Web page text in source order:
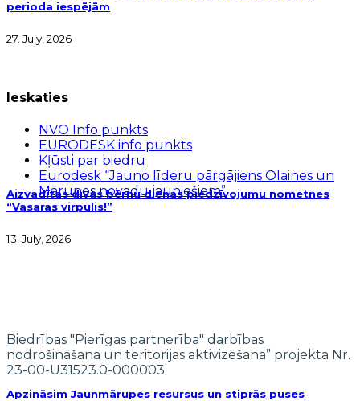
perioda iespējām
27. July, 2026
Aizvadītas divas bērnu dienas piedzīvojumu nometnes
“Vasaras virpulis!”
13. July, 2026
Apzināsim Jaunmārupes resursus un stiprās puses
Ieskaties
NVO Info punkts
EURODESK info punkts
Kļūsti par biedru
Eurodesk “Jauno līderu pārgājiens Olaines un
Mārupes novadu jauniešiem”
Biedrības "Pierīgas partnerība" darbības
nodrošināšana un teritorijas aktivizēšana” projekta Nr.
23-00-U31523.0-000003